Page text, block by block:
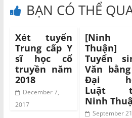
BẠN CÓ THỂ
Xét tuyển
Trung cấp Y
sĩ học cổ
truyền năm
2018
December 7,
2017
[Ninh
Thuận]
Tuyển
Văn
Đại
Luật
Ninh
September